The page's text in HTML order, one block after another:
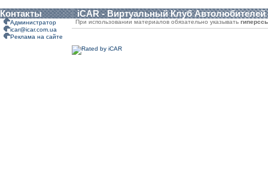
Контакты iCAR - Виртуальный Клуб Автолюбителей
Администратор
icar@icar.com.ua
Реклама на сайте
При использовании материалов обязательно указывать